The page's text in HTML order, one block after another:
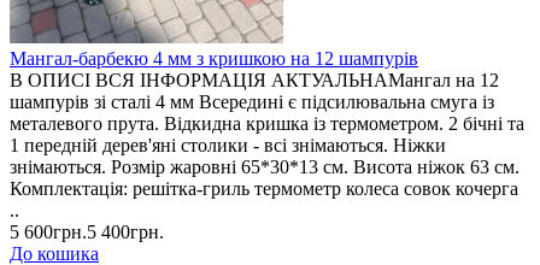
Мангал-барбекю 4 мм з кришкою на 12 шампурів
В ОПИСІ ВСЯ ІНФОРМАЦІЯ АКТУАЛЬНАМангал на 12
шампурів зі сталі 4 мм Всередині є підсилювальна смуга із
металевого прута. Відкидна кришка із термометром. 2 бічні та
1 передній дерев'яні столики - всі знімаються. Ніжки
знімаються. Розмір жаровні 65*30*13 см. Висота ніжок 63 см.
Комплектація: решітка-гриль термометр колеса совок кочерга
..
5 600грн.5 400грн.
До кошика